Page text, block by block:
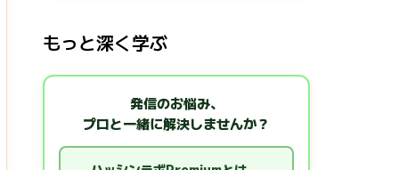
もっと深く学ぶ
発信のお悩み、
プロと一緒に解決しませんか？